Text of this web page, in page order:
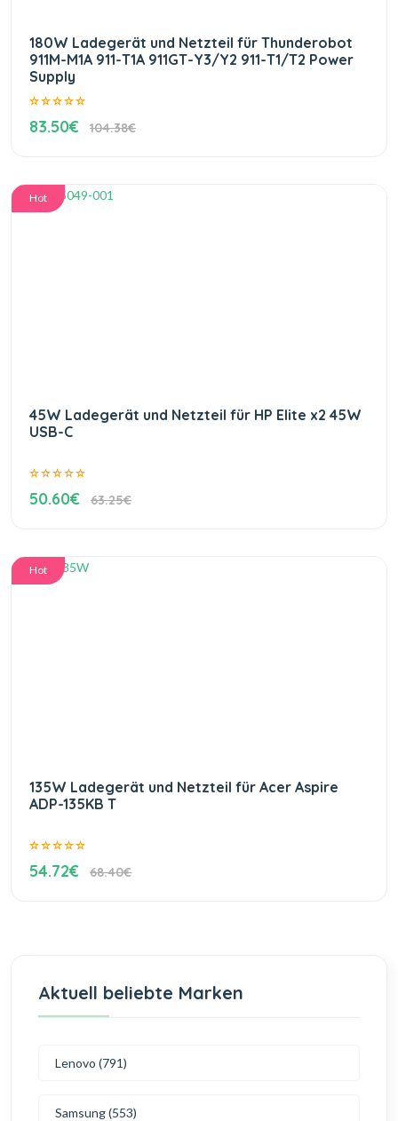
180W Ladegerät und Netzteil für Thunderobot
911M-M1A 911-T1A 911GT-Y3/Y2 911-T1/T2 Power
Supply
83.50€ 104.38€
Hot
45W Ladegerät und Netzteil für HP Elite x2 45W
USB-C
50.60€ 63.25€
Hot
135W Ladegerät und Netzteil für Acer Aspire
ADP-135KB T
54.72€ 68.40€
Aktuell beliebte Marken
Lenovo (791)
Samsung (553)